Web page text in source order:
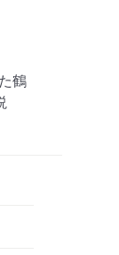
鶴